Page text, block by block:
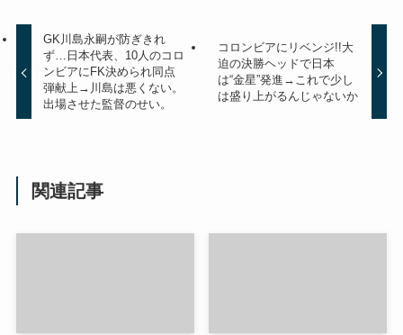
GK川島永嗣が防ぎきれ
ず…日本代表、10人のコロ
ンビアにFK決められ同点
弾献上→川島は悪くない。
出場させた監督のせい。
コロンビアにリベンジ!!大
迫の決勝ヘッドで日本
は“金星”発進→これで少し
は盛り上がるんじゃないか
関連記事